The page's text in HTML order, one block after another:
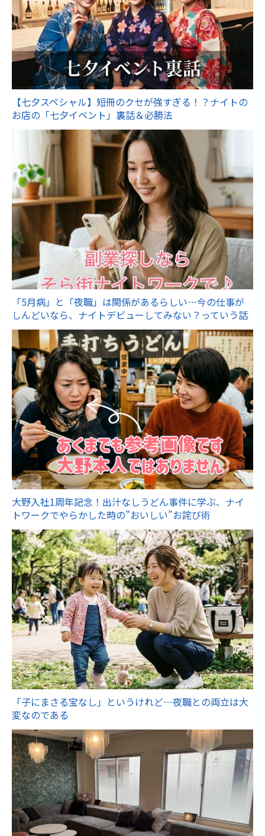
【七夕スペシャル】短冊のクセが強すぎる！？ナイトの
お店の「七夕イベント」裏話＆必勝法
「5月病」と「夜職」は関係があるらしい…今の仕事が
しんどいなら、ナイトデビューしてみない？っていう話
大野入社1周年記念！出汁なしうどん事件に学ぶ、ナイ
トワークでやらかした時の”おいしい”お詫び術
「子にまさる宝なし」というけれど…夜職との両立は大
変なのである